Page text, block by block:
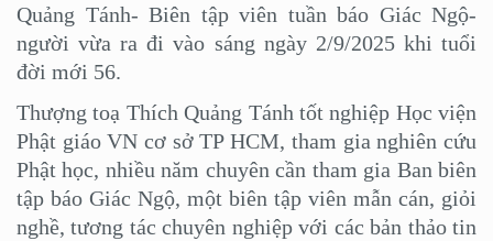
Quảng Tánh- Biên tập viên tuần báo Giác Ngộ-
người vừa ra đi vào sáng ngày 2/9/2025 khi tuổi
đời mới 56.
Thượng toạ Thích Quảng Tánh tốt nghiệp Học viện
Phật giáo VN cơ sở TP HCM, tham gia nghiên cứu
Phật học, nhiều năm chuyên cần tham gia Ban biên
tập báo Giác Ngộ, một biên tập viên mẫn cán, giỏi
nghề, tương tác chuyên nghiệp với các bản thảo tin